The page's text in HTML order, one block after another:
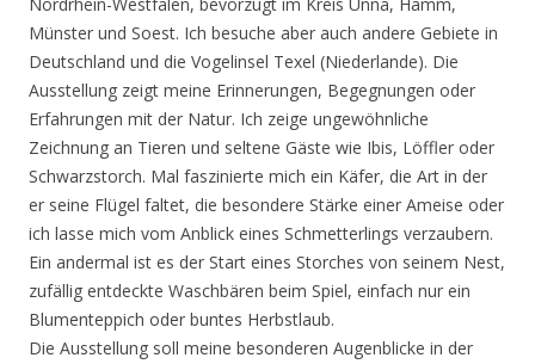
Münster und Soest. Ich besuche aber auch andere Gebiete in
Deutschland und die Vogelinsel Texel (Niederlande). Die
Ausstellung zeigt meine Erinnerungen, Begegnungen oder
Erfahrungen mit der Natur. Ich zeige ungewöhnliche
Zeichnung an Tieren und seltene Gäste wie Ibis, Löffler oder
Schwarzstorch. Mal faszinierte mich ein Käfer, die Art in der
er seine Flügel faltet, die besondere Stärke einer Ameise oder
ich lasse mich vom Anblick eines Schmetterlings verzaubern.
Ein andermal ist es der Start eines Storches von seinem Nest,
zufällig entdeckte Waschbären beim Spiel, einfach nur ein
Blumenteppich oder buntes Herbstlaub.
Die Ausstellung soll meine besonderen Augenblicke in der